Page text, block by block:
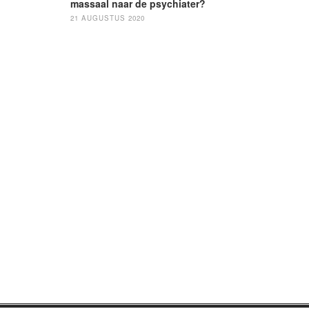
massaal naar de psychiater?
21 AUGUSTUS 2020